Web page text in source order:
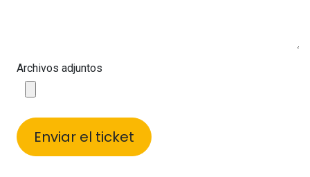
Archivos adjuntos
Enviar el ticket